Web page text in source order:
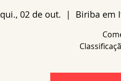
qui., 02 de out.
  |
Biriba em